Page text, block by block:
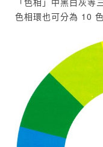
色相環也可分為 10